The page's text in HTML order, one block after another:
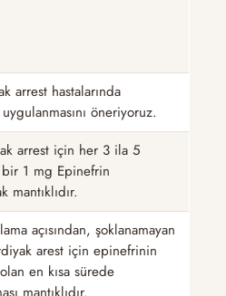
arrest hastalarında
öneriyoruz.
arrest için her 3 ila 5
1 mg Epinefrin
mantıklıdır.
açısından, şoklanamayan
arest için epinefrinin
en kısa sürede